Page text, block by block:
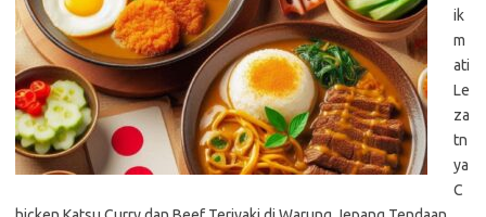
ik
m
ati
Le
za
tn
ya
C